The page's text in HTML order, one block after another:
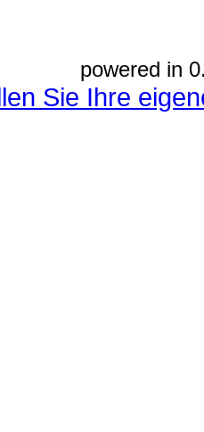
powered in
Sie Ihre